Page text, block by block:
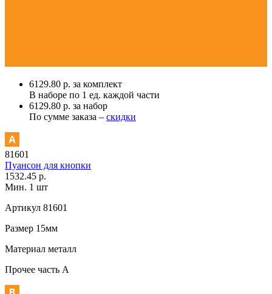
6129.80 р. за комплект
В наборе по 1 ед. каждой части
6129.80 р. за набор
По сумме заказа – скидки
81601
Пуансон для кнопки
1532.45 р.
Мин. 1 шт
Артикул 81601
Размер 15мм
Материал металл
Прочее часть A